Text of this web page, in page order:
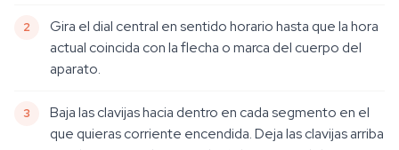
Gira el dial central en sentido horario hasta que la hora
actual coincida con la flecha o marca del cuerpo del
aparato.
Baja las clavijashacia dentro en cada segmento en el
que quieras corriente encendida. Deja las clavijasarriba